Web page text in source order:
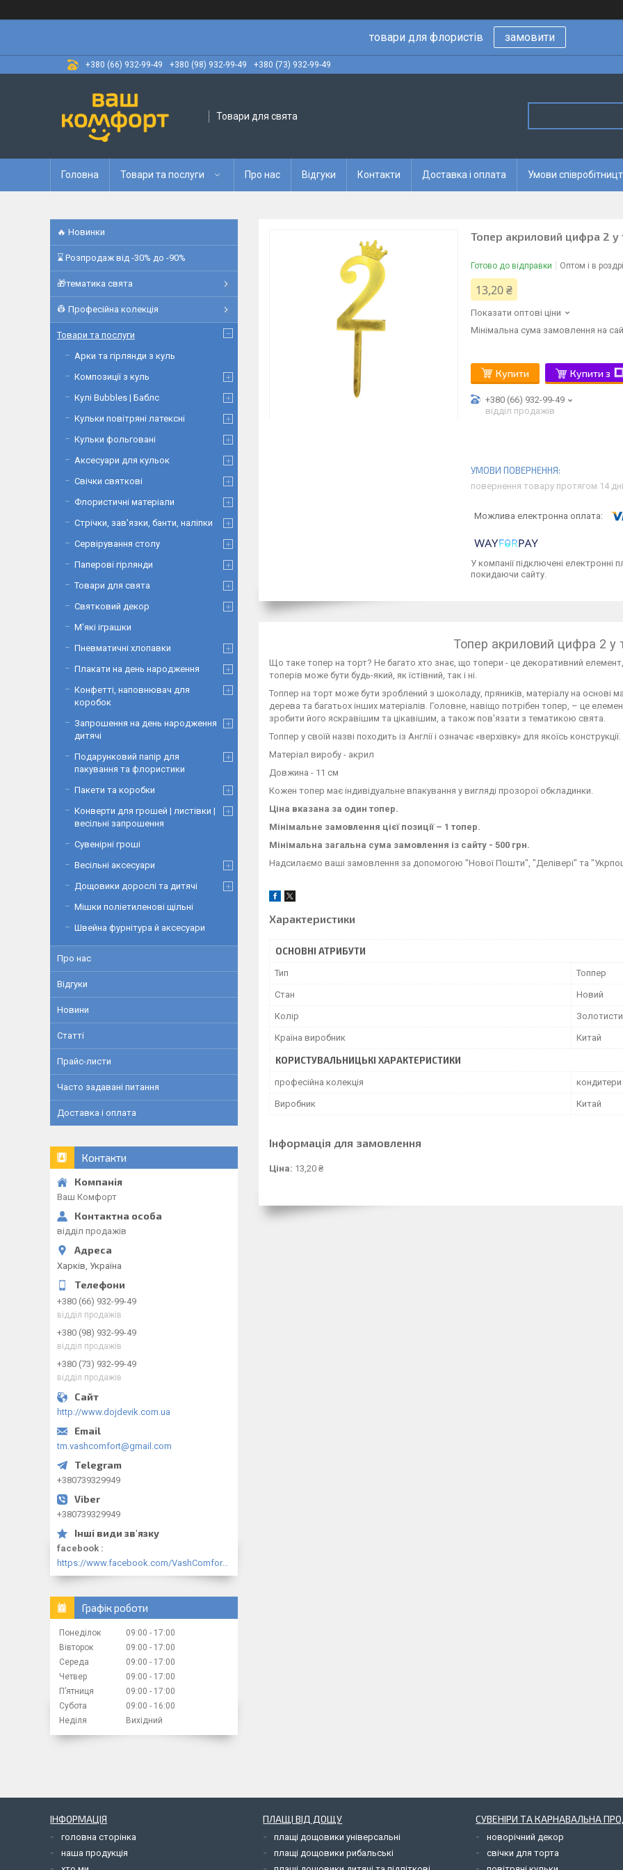
товари для флористів замовити
+380 (66) 932-99-49 +380 (98) 932-99-49 +380 (73) 932-99-49
Товари для свята
Головна Товари та послуги Про нас Відгуки Контакти Доставка і оплата Умови
Топер акриловий цифра 2 у
Готово до відправки Оптом і в
13,20 ₴
Показати оптові ціни
Мінімальна сума замовлення на
Купити Купити з
+380 (66) 932-99-49
відділ продажів
повернення товару протягом 14
У компанії підключені електронні
покидаючи сайту.
Топер акриловий цифра 2 у
Що таке топер на торт? Не багато хто знає, що топери - це декоративний
топерів може бути будь-який, як їстівний, так і ні.
Топпер на торт може бути зроблений з шоколаду, пряників, матеріалу на основі
дерева та багатьох інших матеріалів. Головне, навіщо потрібен топер, – це
зробити його яскравішим та цікавішим, а також пов'язати з тематикою свята.
Топпер у своїй назві походить із Англії і означає «верхівку» для якоїсь
Матеріал виробу - акрил
Довжина - 11 см
Кожен топер має індивідуальне впакування у вигляді прозорої обкладинки.
Ціна вказана за один топер.
Мінімальне замовлення цієї позиції – 1 топер.
Мінімальна загальна сума замовлення із сайту - 500 грн.
Надсилаємо ваші замовлення за допомогою "Нової Пошти", "Делівері" та
Характеристики
ОСНОВНІ АТРИБУТИ
Тип Топпер
Стан Новий
Колір
Країна виробник Китай
КОРИСТУВАЛЬНИЦЬКІ ХАРАКТЕРИСТИКИ
професійна колекція кондитери
Виробник Китай
Інформація для замовлення
Ціна: 13,20 ₴
🔥 Новинки
⌛ Розпродаж від -30% до -90%
🎁тематика свята
👷 Професійна колекція
Товари та послуги
Арки та гірлянди з куль
Композиції з куль
Кулі Bubbles | Баблс
Кульки повітряні латексні
Кульки фольговані
Аксесуари для кульок
Свічки святкові
Флористичні матеріали
Стрічки, зав'язки, банти, наліпки
Сервірування столу
Паперові гірлянди
Товари для свята
Святковий декор
М'які іграшки
Пневматичні хлопавки
Плакати на день народження
Конфетті, наповнювач для
коробок
Запрошення на день народження
дитячі
Подарунковий папір для
пакування та флористики
Пакети та коробки
Конверти для грошей | листівки |
весільні запрошення
Сувенірні гроші
Весільні аксесуари
Дощовики дорослі та дитячі
Мішки поліетиленові щільні
Швейна фурнітура й аксесуари
Про нас
Відгуки
Новини
Статті
Прайс-листи
Часто задавані питання
Доставка і оплата
Контакти
Ваш Комфорт
відділ продажів
Харків, Україна
+380 (66) 932-99-49
відділ продажів
+380 (98) 932-99-49
відділ продажів
+380 (73) 932-99-49
відділ продажів
http://www.dojdevik.com.ua
tm.vashcomfort@gmail.com
+380739329949
+380739329949
facebook
https://www.facebook.com/VashComfort.ua/
Графік роботи
Понеділок 09:00
17:00
Вівторок
09:00
17:00
Середа
09:00
17:00
Четвер
09:00
17:00
Пʼятниця
09:00
17:00
Субота
09:00
16:00
Неділя
Вихідний
ІНФОРМАЦІЯ
головна сторінка
наша продукція
ПЛАЩІ ВІД ДОЩУ
плащі дощовики універсальні
плащі дощовики рибальські
СУВЕНІРИ ТА КАРНАВАЛЬНА
новорічний декор
свічки для торта